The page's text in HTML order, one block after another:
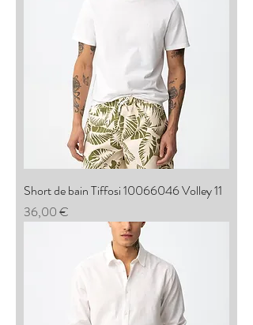
Short de bain Tiffosi 10066046 Volley 11
Prix
36,00 €